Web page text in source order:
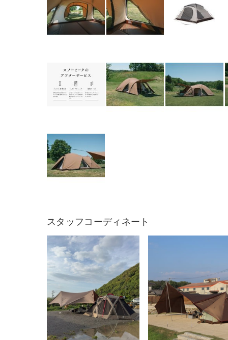
スタッフコーディネート